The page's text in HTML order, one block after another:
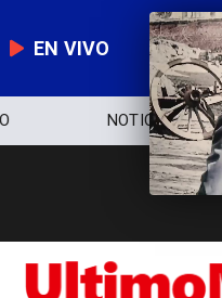
EN VIVO
NOTICIERO